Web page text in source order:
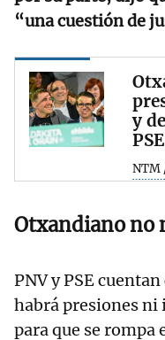
“una cuestión de
y
PSE
NTM
Otxandiano no
PNV y PSE
habrá presiones ni
para que se rompa